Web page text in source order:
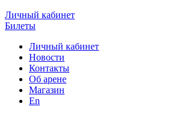
Личный кабинет
Билеты
Личный кабинет
Новости
Контакты
Об арене
Магазин
En